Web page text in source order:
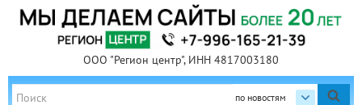
ООО "Регион центр", ИНН 4817003180
по новостям